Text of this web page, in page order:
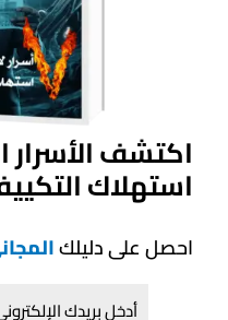
منتجات
اكتشف الأسرار
استهلاك
احصل على دليلك